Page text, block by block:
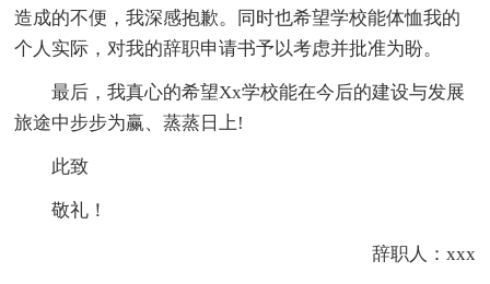
造成的不便，我深感抱歉。同时也希望学校能体恤我的
个人实际，对我的辞职申请书予以考虑并批准为盼。
最后，我真心的希望Xx学校能在今后的建设与发展
旅途中步步为赢、蒸蒸日上!
此致
敬礼！
辞职人：xxx